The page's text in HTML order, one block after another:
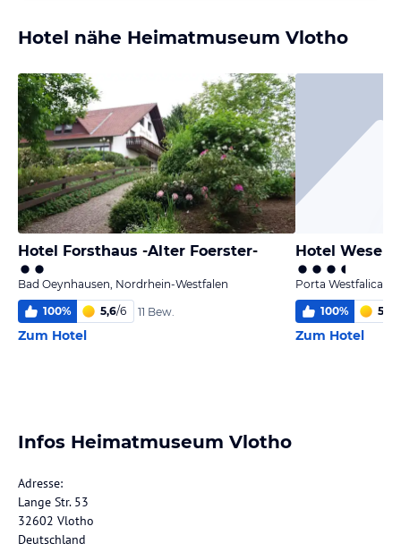
Hotel nähe Heimatmuseum Vlotho
Hotel Forsthaus -Alter Foerster-
Bad Oeynhausen, Nordrhein-Westfalen
100% 5,6/6 11 Bew.
Zum Hotel
Hotel
Porta Westfalica,
100% 5,2
Zum Hotel
Infos Heimatmuseum Vlotho
Adresse:
Lange Str. 53
32602 Vlotho
Deutschland